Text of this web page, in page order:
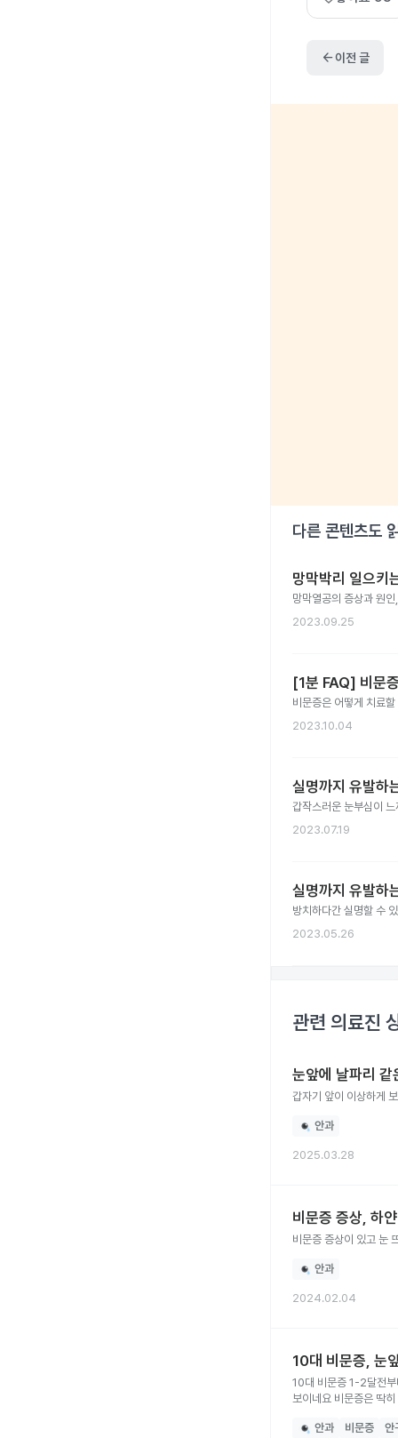
arrow_back이전 글
다른 콘텐츠도
망막박리 일으키
망막열공의 증상과 원
2023.09.25
[1분 FAQ] 비문
비문증은 어떻게 치료
2023.10.04
실명까지 유발하
갑작스러운 눈부심이
2023.07.19
실명까지 유발하
방치하다간 실명할 수
2023.05.26
관련 의료진
눈앞에 날파리
갑자기 앞이 이상하게
안과
2025.03.28
비문증 증상, 하
비문증 증상이 있고 눈
안과
2024.02.04
10대 비문증, 눈
10대 비문증 1-2달전부터 자꾸 눈앞에 검은 점 하나가 계속 보이는데요 눈 움직임에 따라 같이 움직이기도하고 물론 눈 깜빡이면 사라지지만 자꾸
보이네요 비문증은 딱
안과
비문증 안